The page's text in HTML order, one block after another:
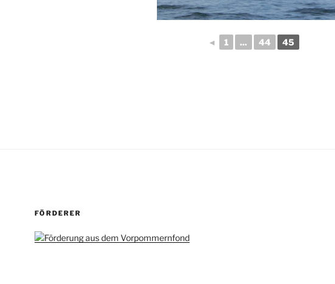
◄ 1 ... 44 45
FÖRDERER